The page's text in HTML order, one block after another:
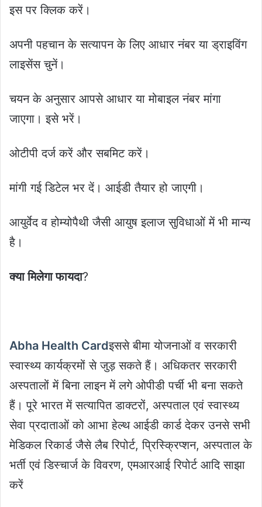
इस पर क्लिक करें।
अपनी पहचान के सत्यापन के लिए आधार नंबर या ड्राइविंग
लाइसेंस चुनें।
चयन के अनुसार आपसे आधार या मोबाइल नंबर मांगा
जाएगा। इसे भरें।
ओटीपी दर्ज करें और सबमिट करें।
मांगी गई डिटेल भर दें। आईडी तैयार हो जाएगी।
आयुर्वेद व होम्योपैथी जैसी आयुष इलाज सुविधाओं में भी मान्य
है।
क्या मिलेगा फायदा?
Abha Health Cardइससे बीमा योजनाओं व सरकारी
स्वास्थ्य कार्यक्रमों से जुड़ सकते हैं। अधिकतर सरकारी
अस्पतालों में बिना लाइन में लगे ओपीडी पर्ची भी बना सकते
हैं। पूरे भारत में सत्यापित डाक्टरों, अस्पताल एवं स्वास्थ्य
सेवा प्रदाताओं को आभा हेल्थ आईडी कार्ड देकर उनसे सभी
मेडिकल रिकार्ड जैसे लैब रिपोर्ट, प्रिस्क्रिप्शन, अस्पताल के
भर्ती एवं डिस्चार्ज के विवरण, एमआरआई रिपोर्ट आदि साझा
करें